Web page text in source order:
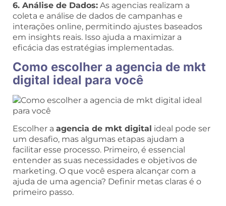
6. Análise de Dados: As agencias realizam a
coleta e análise de dados de campanhas e
interações online, permitindo ajustes baseados
em insights reais. Isso ajuda a maximizar a
eficácia das estratégias implementadas.
Como escolher a agencia de mkt
digital ideal para você
Escolher a agencia de mkt digital ideal pode ser
um desafio, mas algumas etapas ajudam a
facilitar esse processo. Primeiro, é essencial
entender as suas necessidades e objetivos de
marketing. O que você espera alcançar com a
ajuda de uma agencia? Definir metas claras é o
primeiro passo.